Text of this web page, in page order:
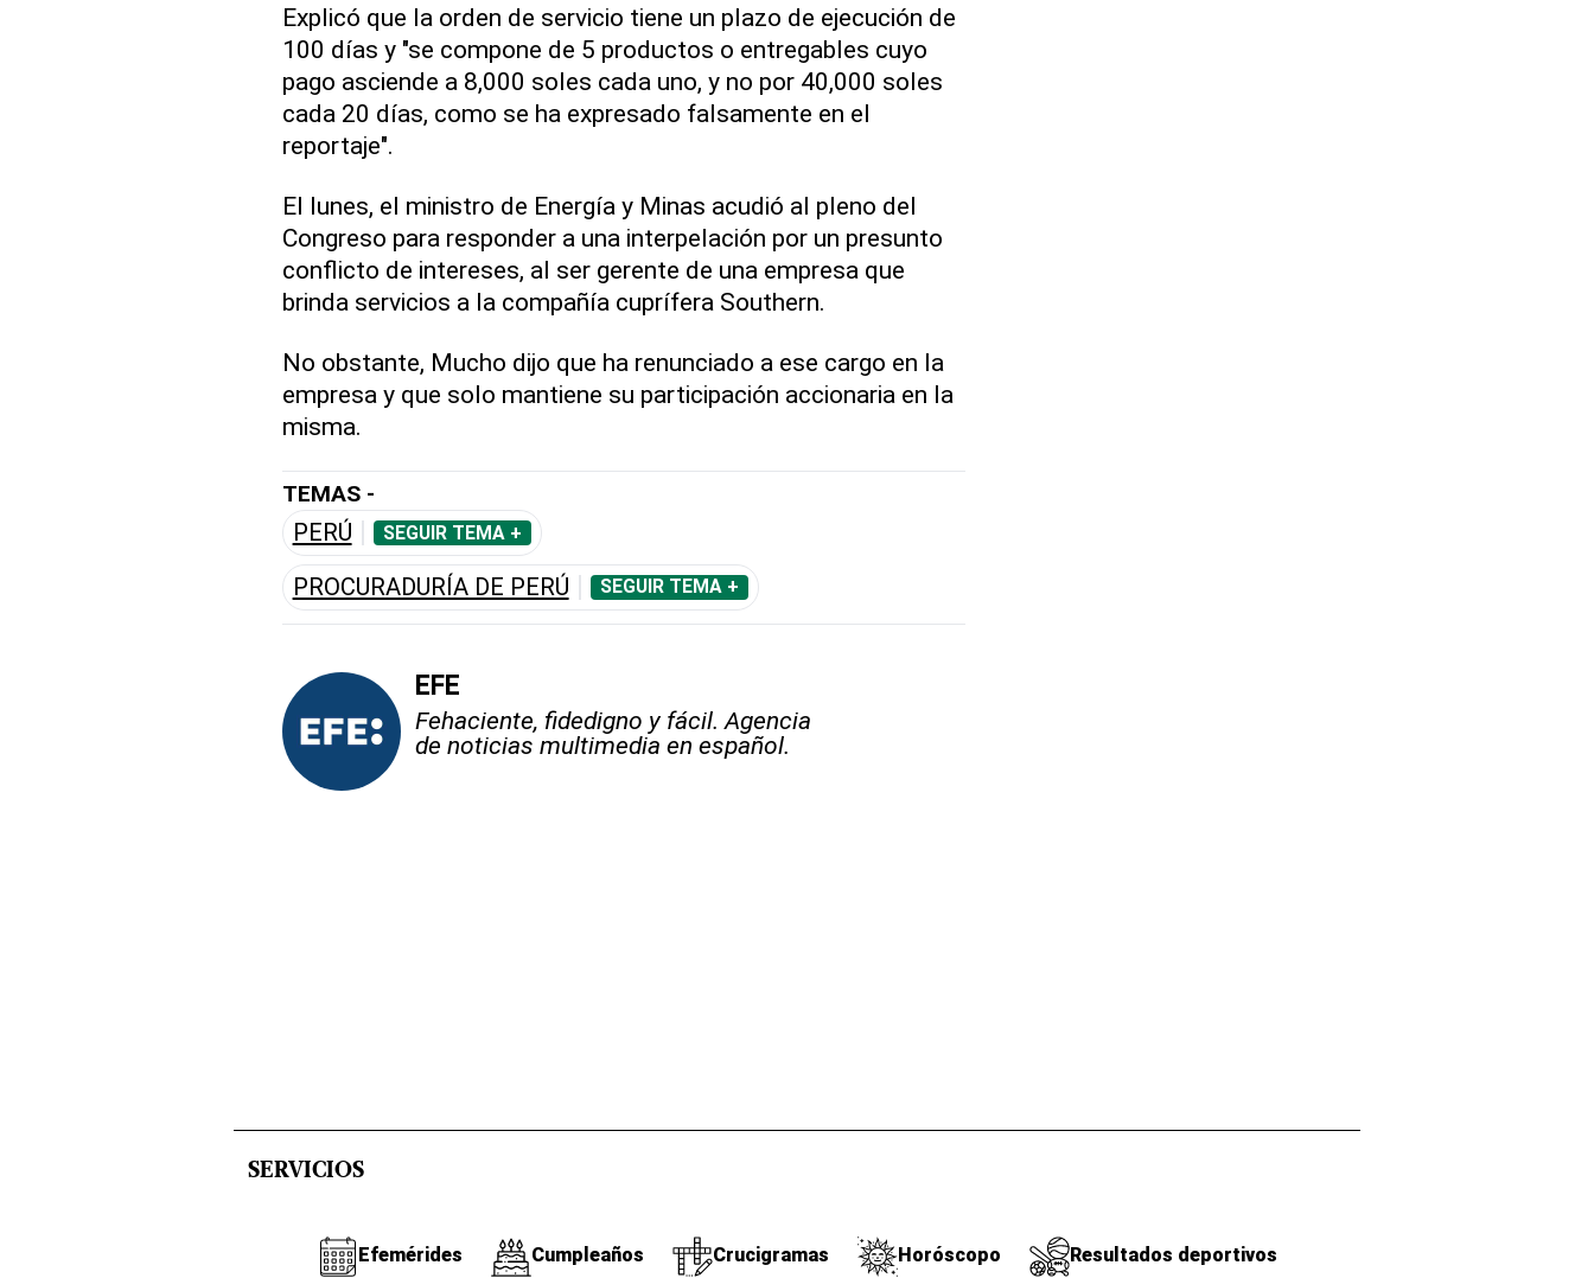
Explicó que la orden de servicio tiene un plazo de ejecución de
100 días y "se compone de 5 productos o entregables cuyo
pago asciende a 8,000 soles cada uno, y no por 40,000 soles
cada 20 días, como se ha expresado falsamente en el
reportaje".
El lunes, el ministro de Energía y Minas acudió al pleno del
Congreso para responder a una interpelación por un presunto
conflicto de intereses, al ser gerente de una empresa que
brinda servicios a la compañía cuprífera Southern.
No obstante, Mucho dijo que ha renunciado a ese cargo en la
empresa y que solo mantiene su participación accionaria en la
misma.
TEMAS -
PERÚ SEGUIR TEMA +
PROCURADURÍA DE PERÚ SEGUIR TEMA +
EFE
Fehaciente, fidedigno y fácil. Agencia
de noticias multimedia en español.
SERVICIOS
Efemérides Cumpleaños Crucigramas Horóscopo Resultados deportivos